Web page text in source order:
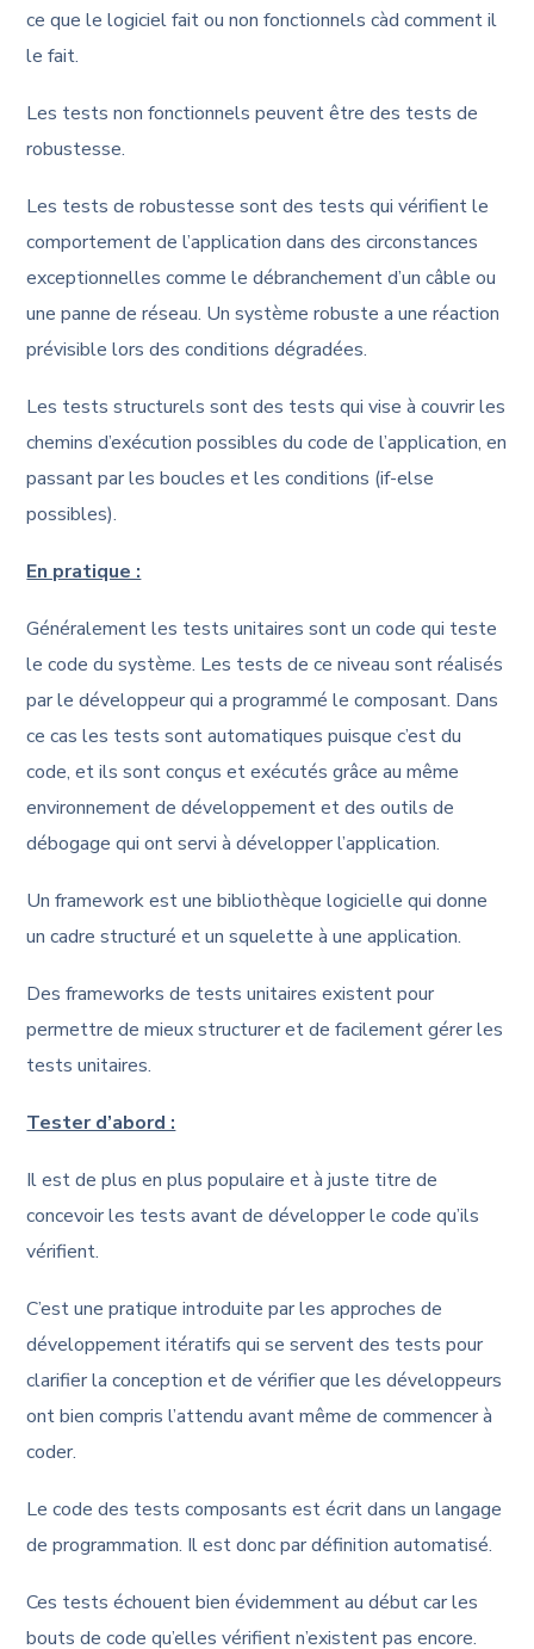
ce que le logiciel fait ou non fonctionnels càd comment il
le fait.
Les tests non fonctionnels peuvent être des tests de
robustesse.
Les tests de robustesse sont des tests qui vérifient le
comportement de l’application dans des circonstances
exceptionnelles comme le débranchement d’un câble ou
une panne de réseau. Un système robuste a une réaction
prévisible lors des conditions dégradées.
Les tests structurels sont des tests qui vise à couvrir les
chemins d’exécution possibles du code de l’application, en
passant par les boucles et les conditions (if-else
possibles).
En pratique :
Généralement les tests unitaires sont un code qui teste
le code du système. Les tests de ce niveau sont réalisés
par le développeur qui a programmé le composant. Dans
ce cas les tests sont automatiques puisque c’est du
code, et ils sont conçus et exécutés grâce au même
environnement de développement et des outils de
débogage qui ont servi à développer l’application.
Un framework est une bibliothèque logicielle qui donne
un cadre structuré et un squelette à une application.
Des frameworks de tests unitaires existent pour
permettre de mieux structurer et de facilement gérer les
tests unitaires.
Tester d’abord :
Il est de plus en plus populaire et à juste titre de
concevoir les tests avant de développer le code qu’ils
vérifient.
C’est une pratique introduite par les approches de
développement itératifs qui se servent des tests pour
clarifier la conception et de vérifier que les développeurs
ont bien compris l’attendu avant même de commencer à
coder.
Le code des tests composants est écrit dans un langage
de programmation. Il est donc par définition automatisé.
Ces tests échouent bien évidemment au début car les
bouts de code qu’elles vérifient n’existent pas encore.